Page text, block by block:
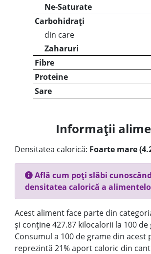
Ne-Saturate
Carbohidrați
din care
Zaharuri
Fibre
Proteine
Sare
Informații
Densitatea calorică: Foarte mare
Află cum poți slăbi cunoscând
densitatea calorică a
Acest aliment face parte din
și conține 427.87 kilocalorii la 100 de
Consumul a 100 de grame din acest
reprezintă 21% aport caloric din